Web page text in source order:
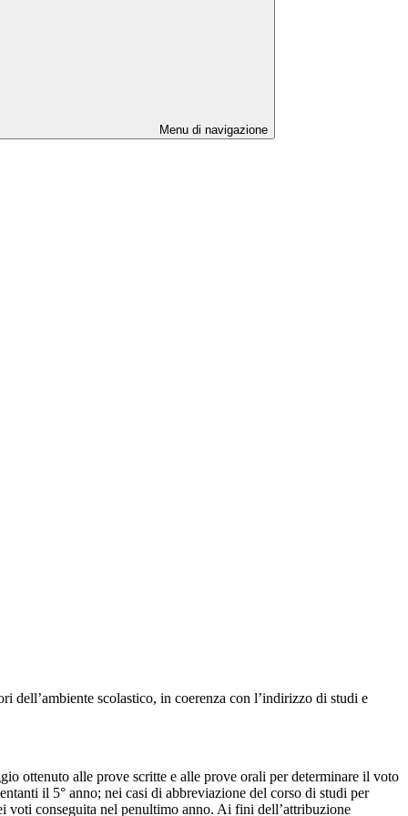
Menu di navigazione
dell’ambiente scolastico, in coerenza con l’indirizzo di studi e
ottenuto alle prove scritte e alle prove orali per determinare il voto
il 5° anno; nei casi di abbreviazione del corso di studi per
voti conseguita nel penultimo anno. Ai fini dell’attribuzione